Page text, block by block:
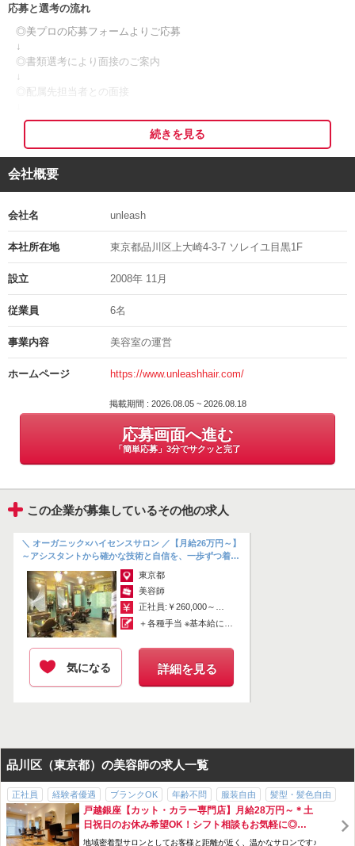
★
②自分のペースでデビュー可能
・週1回の練習会あり
・デビュー時期は自由。決まりはありません
・練習回数も自分で調整可能。少人数サロンだからこそ柔軟に対応
③休日も充実。プライベートを大切にした働き方
・年2回の長期休暇あり
・年末年始 約13〜15日
・自転車・徒歩圏内で通える方の一人暮らしのサポートあり！
＊【Unleashのこだわり】＊
地肌に優しい施術
・頭の丸みを作り出す「ひねり切りカット」で、立体感のある仕上が
りを実現
・カラーアレルギーを考慮した「ぼかし塗り」で、安心してカラーを
楽しめる工夫
・商品開発に携わった経験があり、美容商材に関する豊富な知識を学
・インドネシア発祥の「クリームバス」で頭皮と髪をしっかりケア
＊【働くスタッフのリアルな声】＊
ました！
ので、視野が確実に広がります。」
『本当に上手い美容師になりたい』
『ハイエンドなお客様を担当できる実力をつけたい』
そんなあなたの夢、私たちが全力でサポートします！
まずは見学だけでもOKです！！
スッタフ、犬一同心よりお待ちしております♪
応募と選考の流れ
◎美プロの応募フォームよりご応募
↓
◎書類選考により面接のご案内
↓
◎配属先担当者との面接
◎採用決定
◎入社
※応募者多数の場合、書類選考を通過された方のみにご連絡する可能
す。
※面接日等は考慮しますのでご相談ください。
サロンにて
担当の部署や氏名
03-6427-7573
続きを見る
会社概要
会社名 unleash
本社所在地 東京都品川区上大崎4-3-7 ソレイユ目黒1F
設立 2008年 11月
従業員 6名
事業内容 美容室の運営
ホームページ https://www.unleashhair.com/
掲載期間 : 2026.08.05 ~ 2026.08.18
応募画面へ進む
「簡単応募」3分でサクッと完了
この企業が募集しているその他の求人
＼ オーガニック×ハイセンスサロン ／【月給26万円～】
～アシスタントから確かな技術と自信を、一歩ずつ着実
東京都
美容師
正社員:￥260,000～￥300,000
＋各種手当 ※基本給に加え、技術や特性...
気になる 詳細を見る
品川区（東京都）の美容師の求人一覧
正社員 経験者優遇 ブランクOK 年齢不問 服装自由
髪型・髪色自由
交通費支給
土日休みOK 長期休暇あり 急募 駅チカ
アットホーム
新規フリー客多数
サロン見学OK 時短勤務
社会保険完備
戸越銀座【カット・カラー専門店】月給28万円～＊土
日祝日のお休み希望OK！シフト相談もお気軽に◎ブ
ランクOK！
地域密着型サロンとしてお客様と距離が近く、温かなサロンです♪